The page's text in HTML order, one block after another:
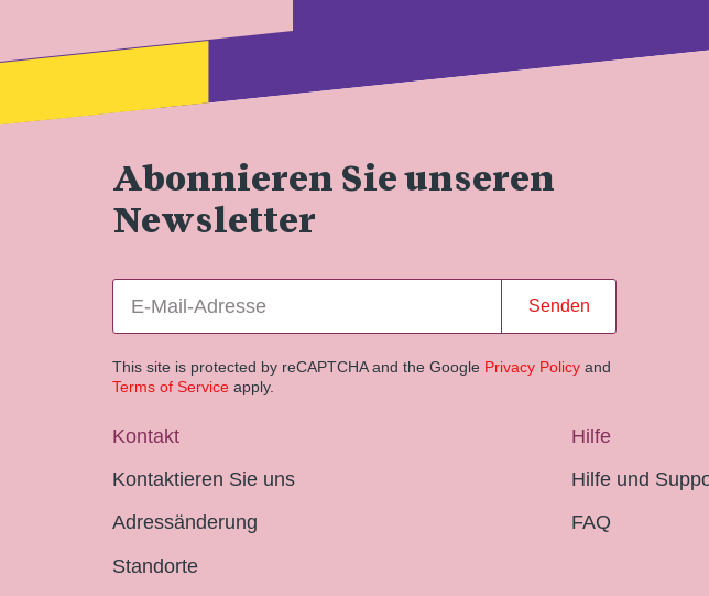
Abonnieren Sie unseren
Newsletter
Senden
This site is protected by reCAPTCHA and the Google Privacy Policy and
Terms of Service apply.
Kontakt
Kontaktieren Sie uns
Adressänderung
Standorte
Hilfe
Hilfe und
FAQ